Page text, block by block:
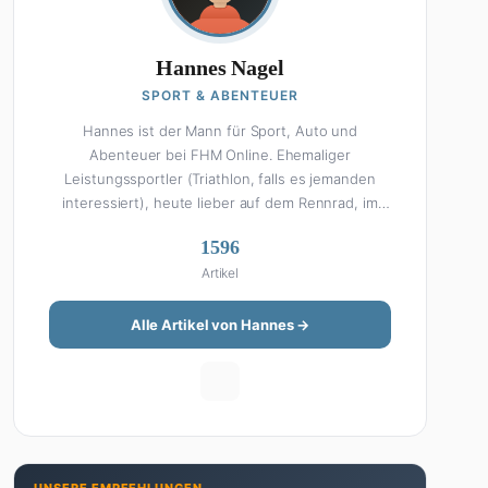
Hannes Nagel
SPORT & ABENTEUER
Hannes ist der Mann für Sport, Auto und
Abenteuer bei FHM Online. Ehemaliger
Leistungssportler (Triathlon, falls es jemanden
interessiert), heute lieber auf dem Rennrad, im
Wissen über Sport ist enzyklopädisch: Egal ob
Bundesliga-Analyse, Formel 1, UFC oder Olympia –
Hannes liefert fundierte Einschätzungen mit der
Leidenschaft eines echten Fans. Aber Sport ist
nur die halbe Miete: Hannes ist auch unser Auto-
Seite. Wenn Hannes mal nicht über Sport oder
1596
Artikel
Alle Artikel von Hannes →